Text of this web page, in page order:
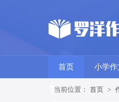
首页 小学作
当前位置： 首页 >